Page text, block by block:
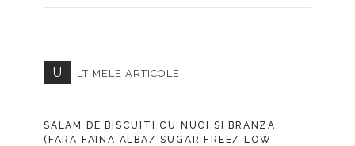
U LTIMELE ARTICOLE
SALAM DE BISCUITI CU NUCI SI BRANZA
(FARA FAINA ALBA/ SUGAR FREE/ LOW